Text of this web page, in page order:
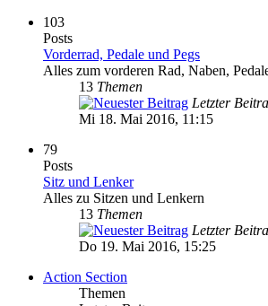
103
Posts
Vorderrad, Pedale und Pegs
Alles zum vorderen Rad, Naben,
13 Themen
Letzter
Mi 18. Mai 2016, 11:15
79
Posts
Sitz und Lenker
Alles zu Sitzen und Lenkern
13 Themen
Letzter
Do 19. Mai 2016, 15:25
Action Section
Themen